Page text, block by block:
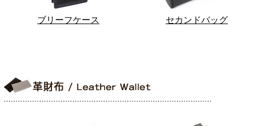
ブリーフケース セカンドバッグ